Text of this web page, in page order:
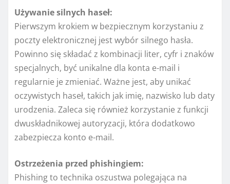
Używanie silnych haseł:
Pierwszym krokiem w bezpiecznym korzystaniu z
poczty elektronicznej jest wybór silnego hasła.
Powinno się składać z kombinacji liter, cyfr i znaków
specjalnych, być unikalne dla konta e-mail i
regularnie je zmieniać. Ważne jest, aby unikać
oczywistych haseł, takich jak imię, nazwisko lub daty
urodzenia. Zaleca się również korzystanie z funkcji
dwuskładnikowej autoryzacji, która dodatkowo
zabezpiecza konto e-mail.
Ostrzeżenia przed phishingiem:
Phishing to technika oszustwa polegająca na